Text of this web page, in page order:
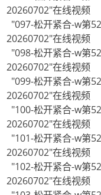
20260702"在线视频
"097-松开紧合-w第
20260702"在线视频
"098-松开紧合-w第
20260702"在线视频
"099-松开紧合-w第
20260702"在线视频
"100-松开紧合-w第
20260702"在线视频
"101-松开紧合-w第
20260702"在线视频
"102-松开紧合-w第
20260702"在线视频